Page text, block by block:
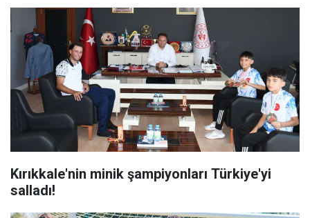
Kırıkkale'nin minik şampiyonları Türkiye'yi
salladı!